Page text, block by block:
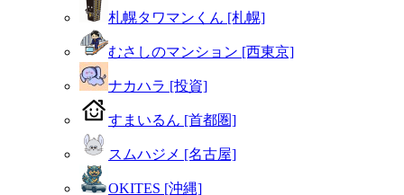
札幌タワマンくん [札幌]
むさしのマンション [西東京]
ナカハラ [投資]
すまいるん [首都圏]
スムハジメ [名古屋]
OKITES [沖縄]